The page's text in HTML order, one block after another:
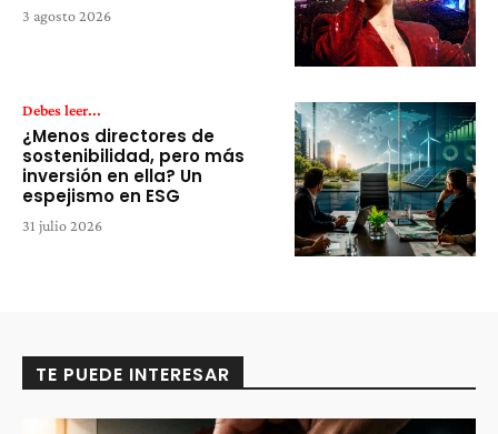
3 agosto 2026
Debes leer...
¿Menos directores de
sostenibilidad, pero más
inversión en ella? Un
espejismo en ESG
31 julio 2026
TE PUEDE INTERESAR